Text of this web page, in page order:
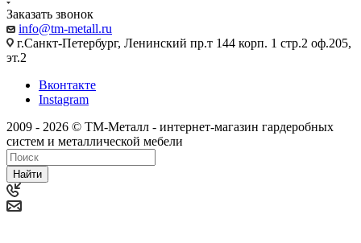
Заказать звонок
info@tm-metall.ru
г.Санкт-Петербург, Ленинский пр.т 144 корп. 1 стр.2 оф.205,
эт.2
Вконтакте
Instagram
2009 - 2026 © ТМ-Металл - интернет-магазин гардеробных
систем и металлической мебели
Найти